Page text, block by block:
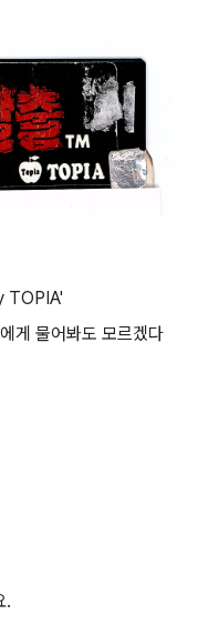
TOPIA'
게 물어봐도 모르겠다
.